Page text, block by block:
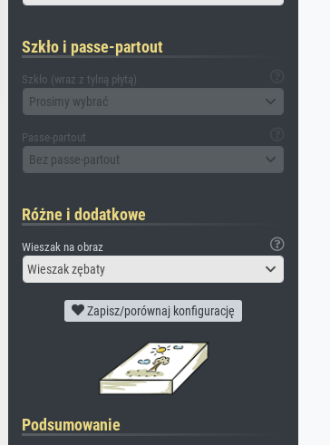
Szkło i passe-partout
Szkło (wraz z tylną płytą)
Prosimy wybrać
Passe-partout
Bez passe-partout
Różne i dodatkowe
Wieszak na obraz
Wieszak zębaty
Zapisz/porównaj konfigurację
Podsumowanie